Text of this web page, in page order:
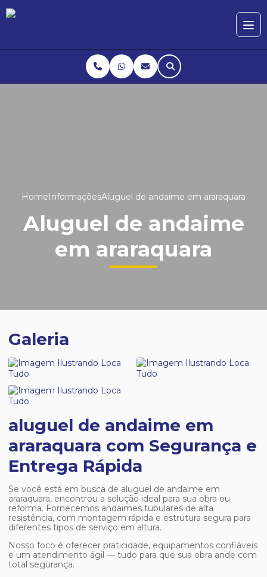
HomeInformaçõesAluguel de andaime em araraquara
Aluguel de andaime
em araraquara
Galeria
aluguel de andaime em
araraquara com Segurança e
Entrega Rápida
Se você está em busca de aluguel de andaime em
araraquara, encontrou a solução ideal para sua obra ou
reforma. Fornecemos andaimes tubulares de alta
resistência, com montagem rápida e estrutura segura para
diferentes tipos de serviço em altura.
Nosso foco é oferecer praticidade, equipamentos confiáveis
e um atendimento ágil — tudo para que sua obra ande com
total segurança.